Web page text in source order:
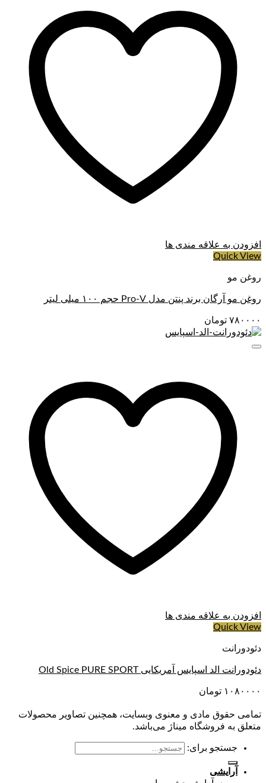
افزودن به علاقه مندی ها
Quick View
روغن مو
روغن مو آرگان برند پنتن مدل Pro-V حجم ۱۰۰ میلی لیتر
۷۸۰۰۰۰ تومان
افزودن به علاقه مندی ها
Quick View
دئودورانت
دئودورانت الد اسپایس آمریکایی Old Spice PURE SPORT
۱۰۸۰۰۰۰ تومان
تمامی حقوق مادی و معنوی وبسایت، همچنین تصاویر محصولات
متعلق به فروشگاه میناژ می‌باشد.
جستجو برای:
آرایشی